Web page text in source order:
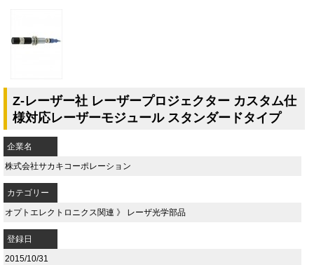
Z-レーザー社 レーザープロジェクター カスタム仕
様対応レーザーモジュール スタンダードタイプ
企業名
株式会社サカキコーポレーション
カテゴリー
オプトエレクトロニクス関連 》 レーザ光学部品
登録日
2015/10/31